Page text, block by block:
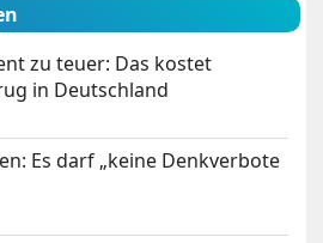
zu teuer: Das kostet
in Deutschland
Es darf „keine Denkverbote